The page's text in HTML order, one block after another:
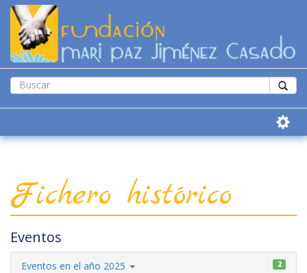
Fichero histórico
Eventos
Eventos en el año 2025 2